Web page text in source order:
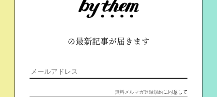
の最新記事が届きます
無料メルマガ登録規約に同意して